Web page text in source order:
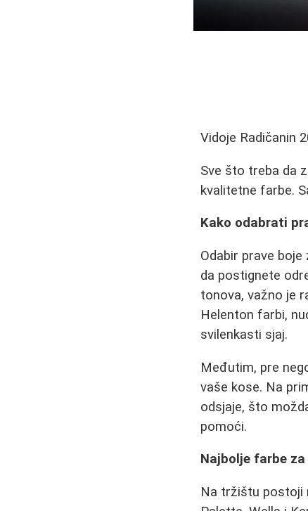
Vidoje Radičanin
Sve što treba da
kvalitetne farbe.
Kako odabrati
Odabir prave
da postignete
tonova, važno je
Helenton farbi,
svilenkasti sjaj.
Međutim, pre
vaše kose. Na
odsjaje, što
pomoći.
Najbolje farbe za
Na tržištu postoji